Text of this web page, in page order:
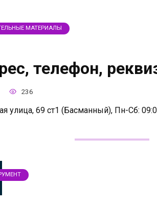
МАТЕРИАЛЫ
телефон,
236
улица, 69 ст1 (Басманный), Пн-Сб: